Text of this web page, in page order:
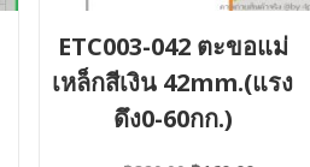
ETC003-042 ตะขอแม่
เหล็กสีเงิน 42mm.(แรง
ดึง0-60กก.)